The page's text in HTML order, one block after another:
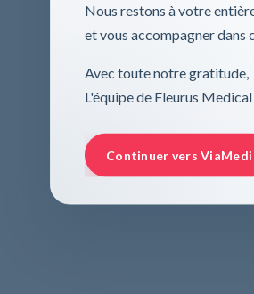
Nous restons à votre
et vous accompagner dans
Avec toute notre gratitude,
L'équipe de Fleurus Medical
Continuer vers ViaMedi